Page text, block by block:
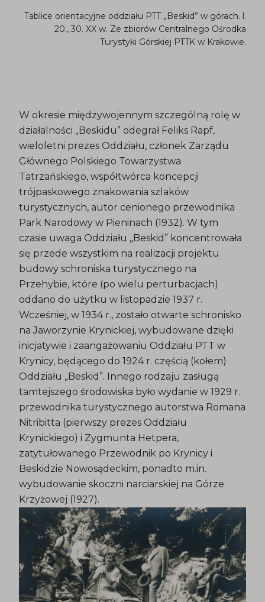
Tablice orientacyjne oddziału PTT „Beskid” w górach. l.
20., 30. XX w. Ze zbiorów Centralnego Ośrodka
Turystyki Górskiej PTTK w Krakowie.
W okresie międzywojennym szczególną rolę w
działalności „Beskidu” odegrał Feliks Rapf,
wieloletni prezes Oddziału, członek Zarządu
Głównego Polskiego Towarzystwa
Tatrzańskiego, współtwórca koncepcji
trójpaskowego znakowania szlaków
turystycznych, autor cenionego przewodnika
Park Narodowy w Pieninach (1932). W tym
czasie uwaga Oddziału „Beskid” koncentrowała
się przede wszystkim na realizacji projektu
budowy schroniska turystycznego na
Przehybie, które (po wielu perturbacjach)
oddano do użytku w listopadzie 1937 r.
Wcześniej, w 1934 r., zostało otwarte schronisko
na Jaworzynie Krynickiej, wybudowane dzięki
inicjatywie i zaangażowaniu Oddziału PTT w
Krynicy, będącego do 1924 r. częścią (kołem)
Oddziału „Beskid”. Innego rodzaju zasługą
tamtejszego środowiska było wydanie w 1929 r.
przewodnika turystycznego autorstwa Romana
Nitribitta (pierwszy prezes Oddziału
Krynickiego) i Zygmunta Hetpera,
zatytułowanego Przewodnik po Krynicy i
Beskidzie Nowosądeckim, ponadto m.in.
wybudowanie skoczni narciarskiej na Górze
Krzyżowej (1927).